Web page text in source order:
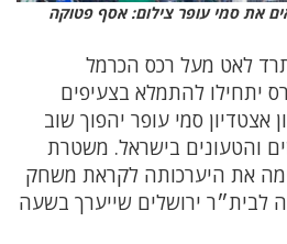
את סמי עופר צילום: אסף פטוקה
לאט מעל רכס הכרמל
יתחילו להתמלא בצעיפים
אצטדיון סמי עופר יהפוך שוב
והטעונים בישראל. משטרת
את היערכותה לקראת משחק
לבית״ר ירושלים שייערך בשעה